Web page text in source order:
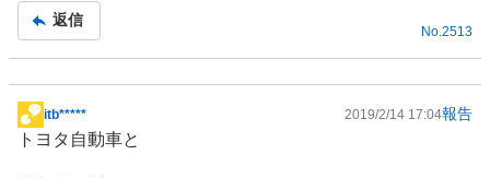
返信
No. 2513
掲
示
itb***** 2019/2/14 17:04報告
トヨタ自動車と